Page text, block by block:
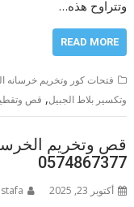
وتتراوح هذه…
READ MORE
فتحات كور وتخريم خرسانه
وتكسير بلاط الجبيل, قص
قص وتخريم
0574867377
أكتوبر 23, 2025